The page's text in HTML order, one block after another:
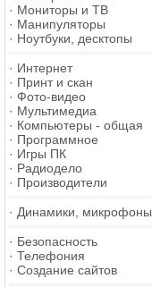
· Мониторы и ТВ
· Манипуляторы
· Ноутбуки, десктопы
· Интернет
· Принт и скан
· Фото-видео
· Мультимедиа
· Компьютеры - общая
· Программное
· Игры ПК
· Радиодело
· Производители
· Динамики, микрофоны
· Безопасность
· Телефония
· Создание сайтов